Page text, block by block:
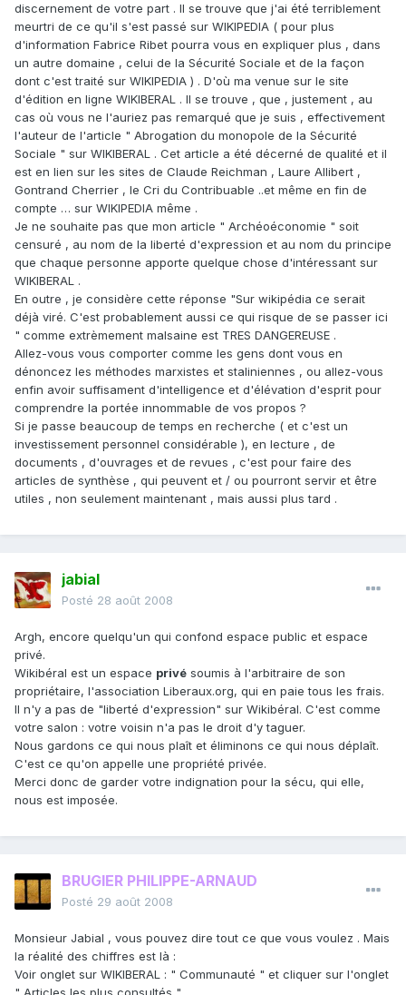
discernement de votre part . Il se trouve que j'ai été terriblement
meurtri de ce qu'il s'est passé sur WIKIPEDIA ( pour plus
d'information Fabrice Ribet pourra vous en expliquer plus , dans
un autre domaine , celui de la Sécurité Sociale et de la façon
dont c'est traité sur WIKIPEDIA ) . D'où ma venue sur le site
d'édition en ligne WIKIBERAL . Il se trouve , que , justement , au
cas où vous ne l'auriez pas remarqué que je suis , effectivement
l'auteur de l'article " Abrogation du monopole de la Sécurité
Sociale " sur WIKIBERAL . Cet article a été décerné de qualité et il
est en lien sur les sites de Claude Reichman , Laure Allibert ,
Gontrand Cherrier , le Cri du Contribuable ..et même en fin de
compte … sur WIKIPEDIA même .
Je ne souhaite pas que mon article " Archéoéconomie " soit
censuré , au nom de la liberté d'expression et au nom du principe
que chaque personne apporte quelque chose d'intéressant sur
WIKIBERAL .
En outre , je considère cette réponse "Sur wikipédia ce serait
déjà viré. C'est probablement aussi ce qui risque de se passer ici
" comme extrèmement malsaine est TRES DANGEREUSE .
Allez-vous vous comporter comme les gens dont vous en
dénoncez les méthodes marxistes et staliniennes , ou allez-vous
enfin avoir suffisament d'intelligence et d'élévation d'esprit pour
comprendre la portée innommable de vos propos ?
Si je passe beaucoup de temps en recherche ( et c'est un
investissement personnel considérable ), en lecture , de
documents , d'ouvrages et de revues , c'est pour faire des
articles de synthèse , qui peuvent et / ou pourront servir et être
utiles , non seulement maintenant , mais aussi plus tard .
jabial
Posté 28 août 2008
Argh, encore quelqu'un qui confond espace public et espace
privé.
Wikibéral est un espace privé soumis à l'arbitraire de son
propriétaire, l'association Liberaux.org, qui en paie tous les frais.
Il n'y a pas de "liberté d'expression" sur Wikibéral. C'est comme
votre salon : votre voisin n'a pas le droit d'y taguer.
Nous gardons ce qui nous plaît et éliminons ce qui nous déplaît.
C'est ce qu'on appelle une propriété privée.
Merci donc de garder votre indignation pour la sécu, qui elle,
nous est imposée.
BRUGIER PHILIPPE-ARNAUD
Posté 29 août 2008
Monsieur Jabial , vous pouvez dire tout ce que vous voulez . Mais
la réalité des chiffres est là :
Voir onglet sur WIKIBERAL : " Communauté " et cliquer sur l'onglet
" Articles les plus consultés " .